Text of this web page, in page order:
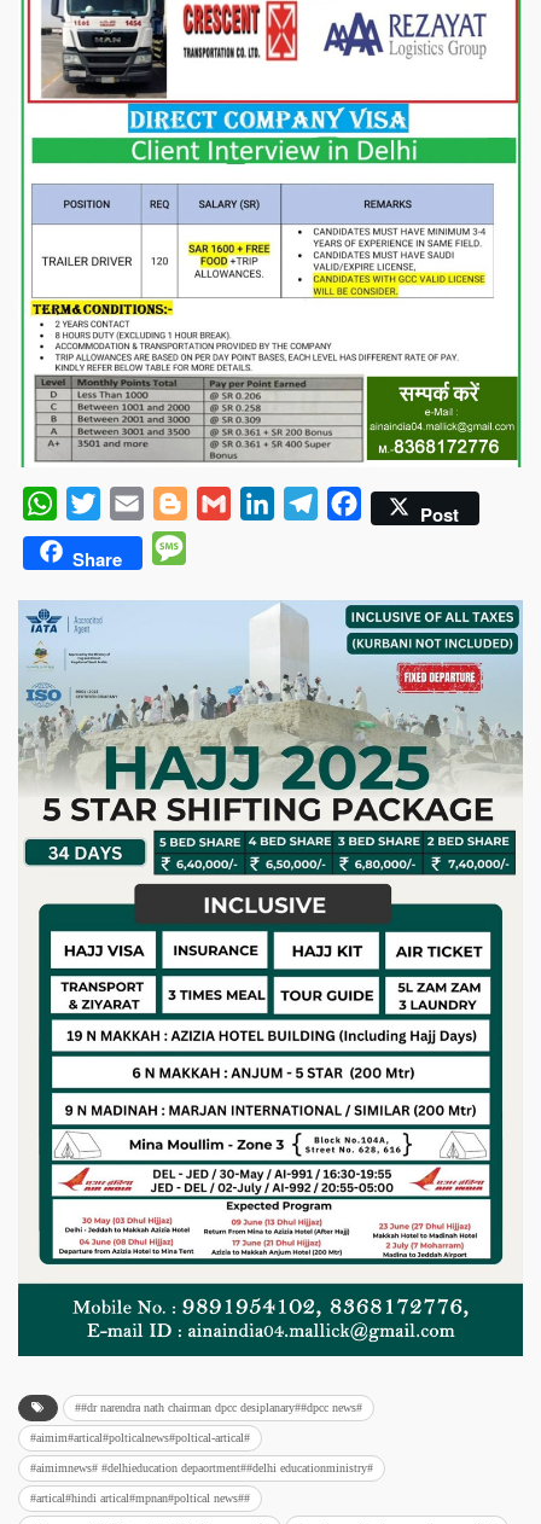
WhatsApp
Twitter Email BloggerGmail LinkedInTelegramFacebookPost
Share
##dr narendra nath chairman dpcc desiplanary##dpcc news#
#aimim#artical#polticalnews#poltical-artical#
#aimimnews# #delhieducation depaortment##delhi educationministry#
#artical#hindi artical#mpnan#poltical news##